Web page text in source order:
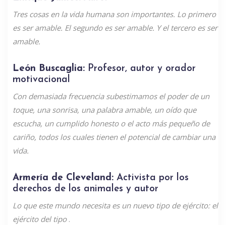
Tres cosas en la vida humana son importantes. Lo primero
es ser amable. El segundo es ser amable. Y el tercero es ser
amable.
León Buscaglia: Profesor, autor y orador
motivacional
Con demasiada frecuencia subestimamos el poder de un
toque, una sonrisa, una palabra amable, un oído que
escucha, un cumplido honesto o el acto más pequeño de
cariño, todos los cuales tienen el potencial de cambiar una
vida.
Armería de Cleveland: Activista por los
derechos de los animales y autor
Lo que este mundo necesita es un nuevo tipo de ejército: el
ejército del tipo.